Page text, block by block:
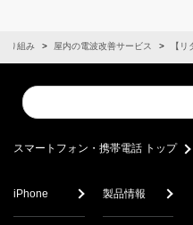
り組み 屋内の電波改善サービス 【
Conduct
a
スマートフォン・携帯電話 トップ
iPhone 製品情報